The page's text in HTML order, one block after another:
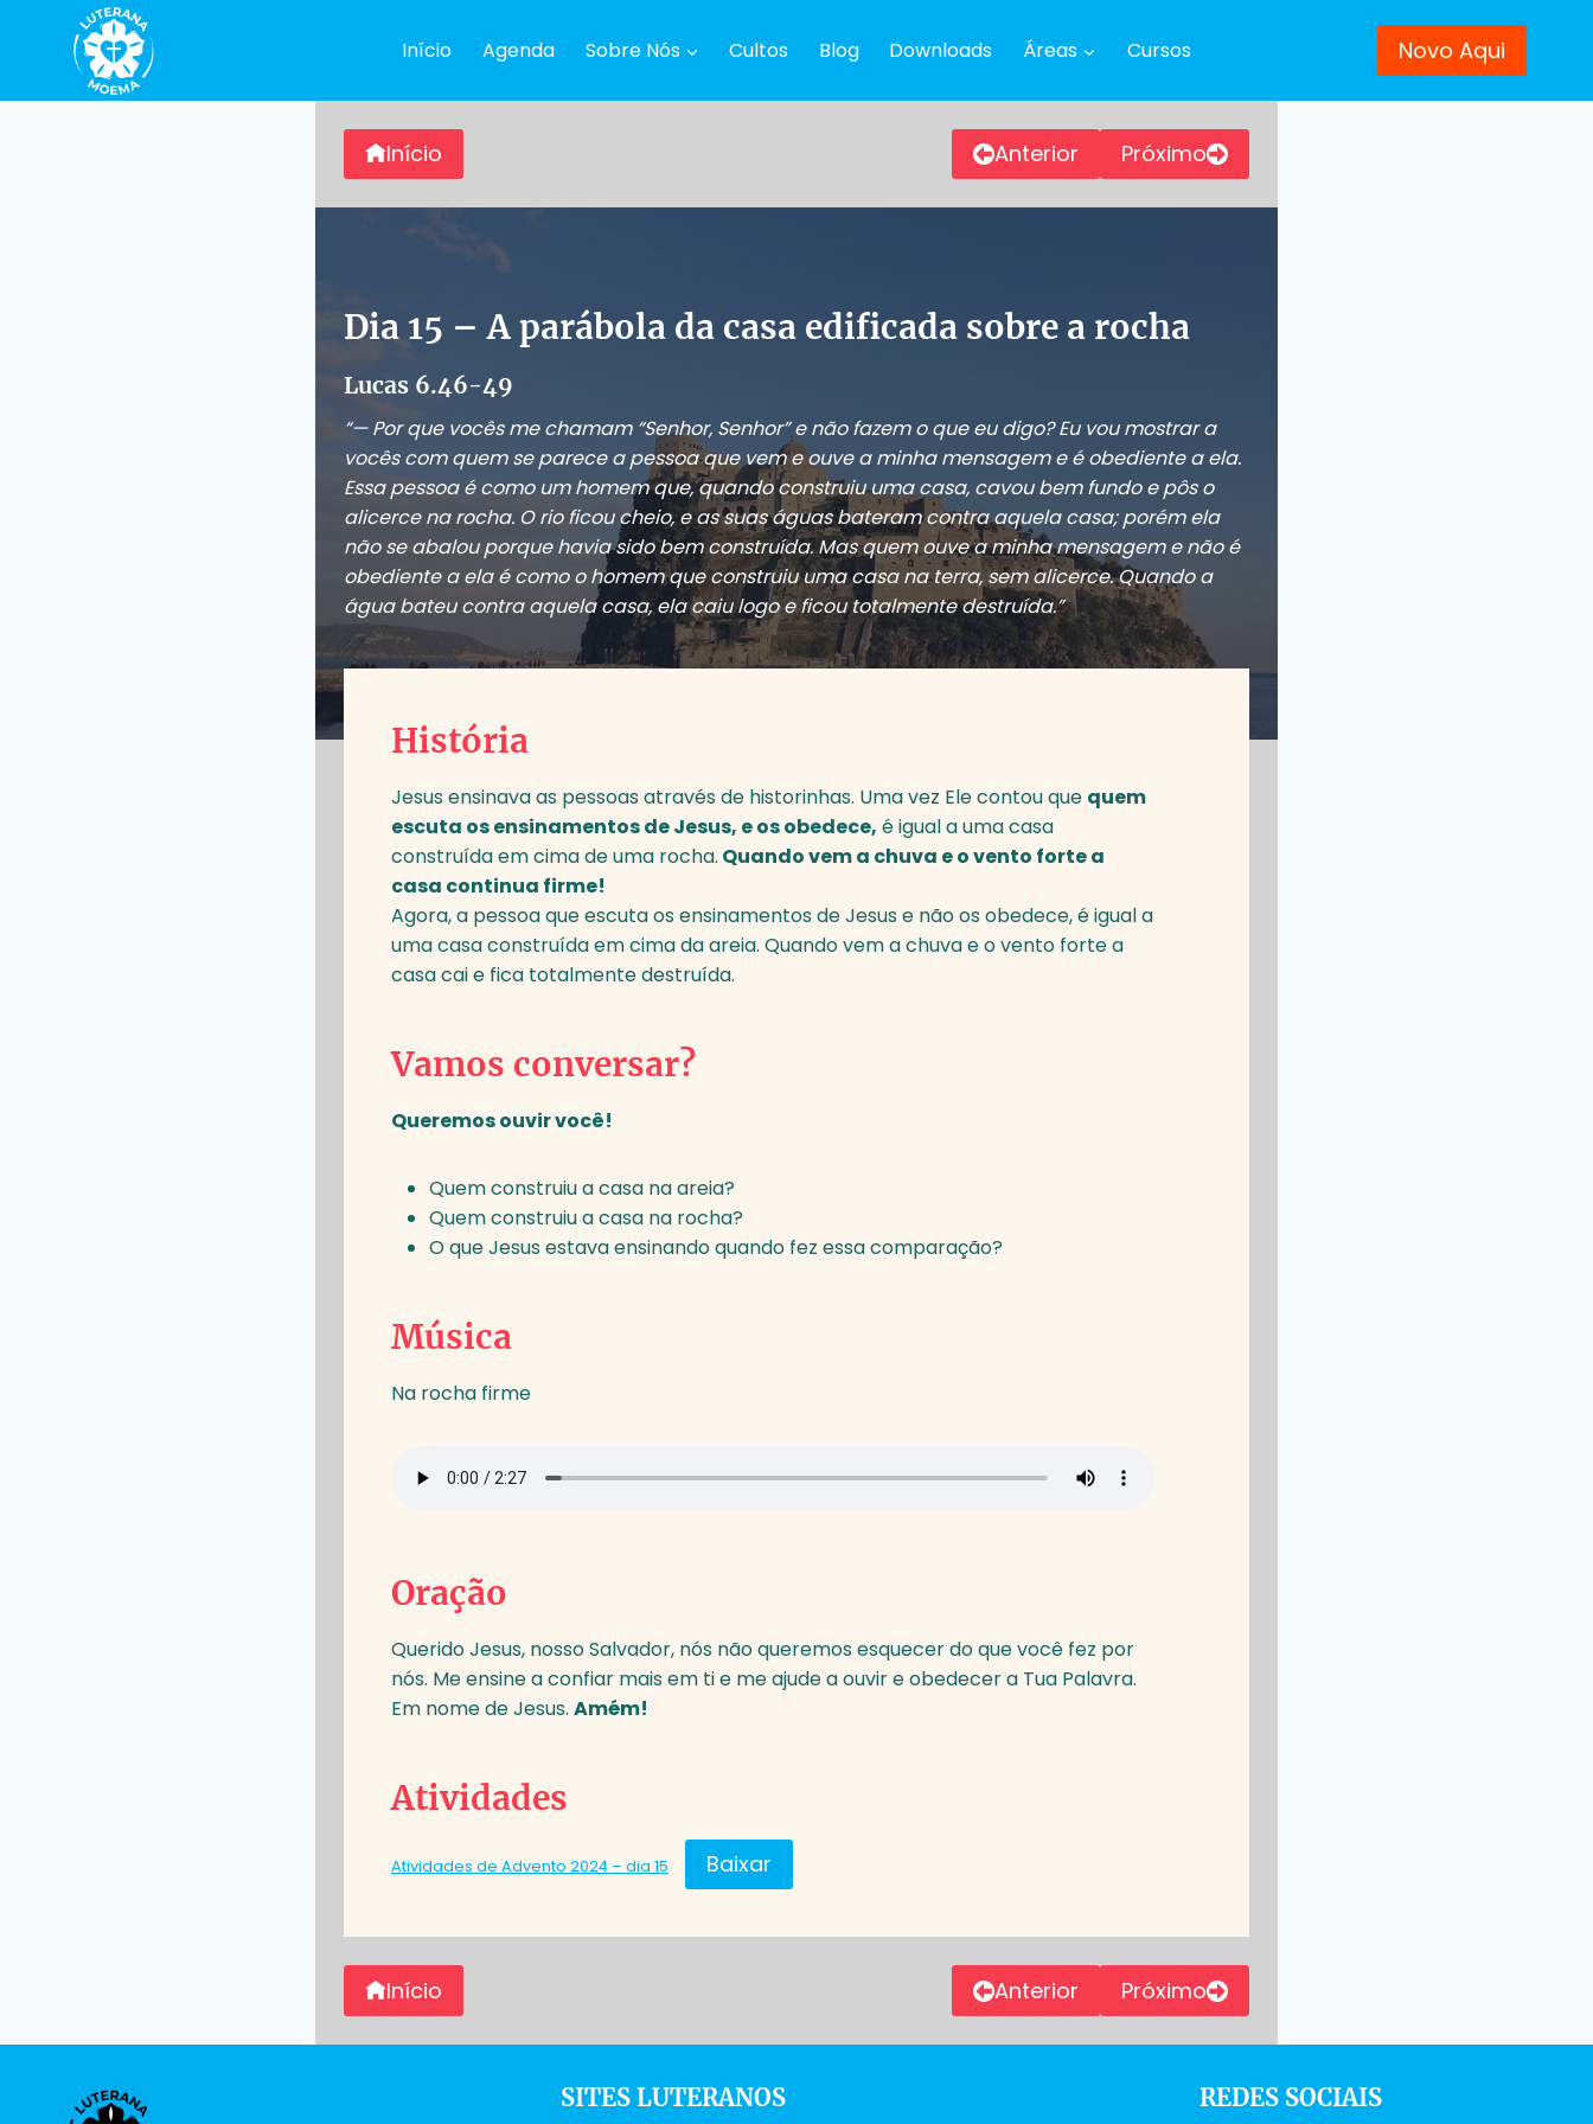
Conteúdo
Início Agenda Sobre Nós Cultos Blog Downloads Áreas Cursos Novo Aqui
Início Anterior Próximo
Dia 15 – A parábola da casa edificada sobre a rocha
Lucas 6.46-49
“— Por que vocês me chamam “Senhor, Senhor” e não fazem o que eu digo? Eu vou mostrar a
vocês com quem se parece a pessoa que vem e ouve a minha mensagem e é obediente a ela.
Essa pessoa é como um homem que, quando construiu uma casa, cavou bem fundo e pôs o
alicerce na rocha. O rio ficou cheio, e as suas águas bateram contra aquela casa; porém ela
não se abalou porque havia sido bem construída. Mas quem ouve a minha mensagem e não é
obediente a ela é como o homem que construiu uma casa na terra, sem alicerce. Quando a
água bateu contra aquela casa, ela caiu logo e ficou totalmente destruída.”
História
Jesus ensinava as pessoas através de historinhas. Uma vez Ele contou que quem
escuta os ensinamentos de Jesus, e os obedece, é igual a uma casa
construída em cima de uma rocha. Quando vem a chuva e o vento forte a
casa continua firme!
Agora, a pessoa que escuta os ensinamentos de Jesus e não os obedece, é igual a
uma casa construída em cima da areia. Quando vem a chuva e o vento forte a
casa cai e fica totalmente destruída.
Vamos conversar?
Queremos ouvir você!
Quem construiu a casa na areia?
Quem construiu a casa na rocha?
O que Jesus estava ensinando quando fez essa comparação?
Música
Na rocha firme
Oração
Querido Jesus, nosso Salvador, nós não queremos esquecer do que você fez por
nós. Me ensine a confiar mais em ti e me ajude a ouvir e obedecer a Tua Palavra.
Em nome de Jesus. Amém!
Atividades
Atividades de Advento 2024 – dia 15 Baixar
Início Anterior Próximo
SITES LUTERANOS REDES SOCIAIS